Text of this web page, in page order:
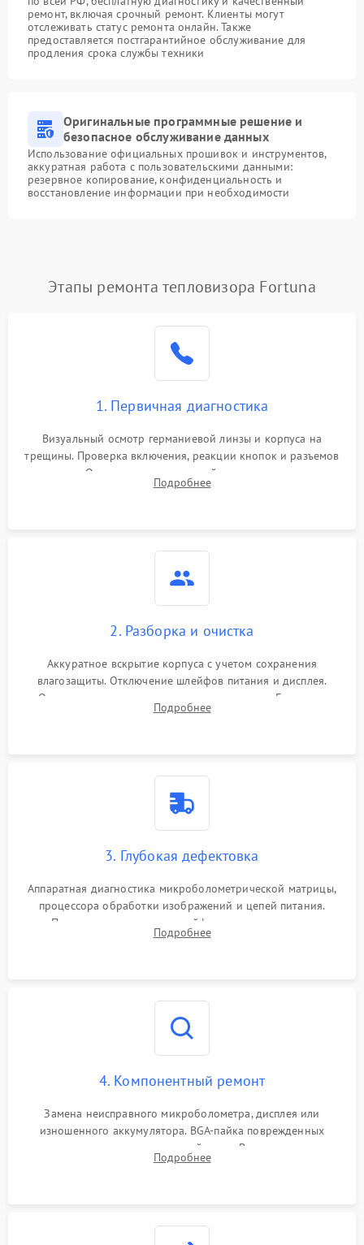
ремонт, включая срочный ремонт. Клиенты могут
отслеживать статус ремонта онлайн. Также
предоставляется постгарантийное обслуживание для
продления срока службы техники
Оригинальные программные решение и
безопасное обслуживание данных
Использование официальных прошивок и инструментов,
аккуратная работа с пользовательскими данными:
резервное копирование, конфиденциальность и
восстановление информации при необходимости
Этапы ремонта тепловизора Fortuna
1. Первичная диагностика
Визуальный осмотр германиевой линзы и корпуса на
трещины. Проверка включения, реакции кнопок и разъемов
зарядки. Оценка вывода тепловой сигнатуры на экран,
проверка базовых функций и считывание системных
Подробнее
2. Разборка и очистка
Аккуратное вскрытие корпуса с учетом сохранения
влагозащиты. Отключение шлейфов питания и дисплея.
Очистка внутренних плат от окислов и пыли. Бережная
обработка германиевого объектива специализированными
Подробнее
3. Глубокая дефектовка
Аппаратная диагностика микроболометрической матрицы,
процессора обработки изображений и цепей питания.
Проверка целостности шлейфов, модуля памяти и
интерфейсов связи. Выявление сгоревших SMD-компонентов
Подробнее
4. Компонентный ремонт
Замена неисправного микроболометра, дисплея или
изношенного аккумулятора. BGA-пайка поврежденных
контроллеров на материнской плате. Восстановление
разъемов и кнопок, замена поврежденных элементов
Подробнее